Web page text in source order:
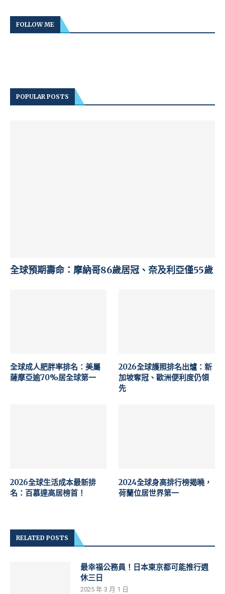
FOLLOW ME
POPULAR POSTS
全球預期壽命：摩納哥86歲居冠、奈及利亞僅55歲
全球成人肥胖率排名：美屬
薩摩亞逾70%居全球第一
2026全球護照排名出爐：新
加坡奪冠、歐洲便利度仍領
先
2026全球生活成本最新排
名：百慕達高居榜首！
2024全球身高排行榜揭曉，
荷蘭位居世界第一
RELATED POSTS
最幸福公務員！日本東京都可能推行週
休三日
2025 年 3 月 1 日